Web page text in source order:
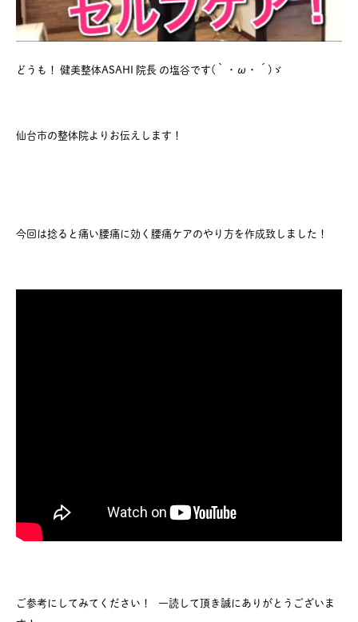
どうも！ 健美整体ASAHI 院長 の塩谷です(｀・ω・´)ゞ
仙台市の整体院よりお伝えします！
今回は捻ると痛い腰痛に効く腰痛ケアのやり方を作成致しました！
ご参考にしてみてください！ 一読して頂き誠にありがとうございま